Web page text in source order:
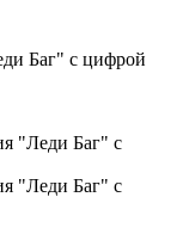
Баг" с цифрой